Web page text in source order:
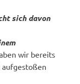
sich davon
wir bereits
aufgestoßen